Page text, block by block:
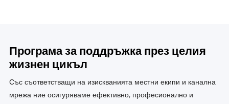
Програма за поддръжка през целия
жизнен цикъл
Със съответстващи на изискванията местни екипи и канална
мрежа ние осигуряваме ефективно, професионално и